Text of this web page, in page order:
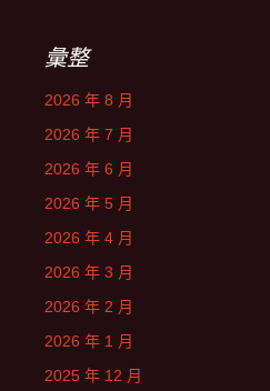
彙整
2026 年 8 月
2026 年 7 月
2026 年 6 月
2026 年 5 月
2026 年 4 月
2026 年 3 月
2026 年 2 月
2026 年 1 月
2025 年 12 月